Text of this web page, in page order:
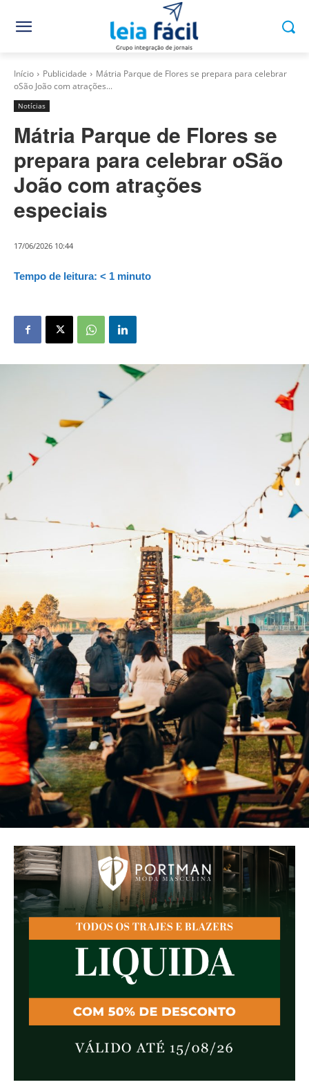
Início Publicidade
Mátria Parque de Flores se prepara para celebrar
oSão João com atrações...
Notícias
Mátria Parque de Flores se
prepara para celebrar oSão
João com atrações
especiais
17/06/2026 10:44
Tempo de leitura: < 1 minuto